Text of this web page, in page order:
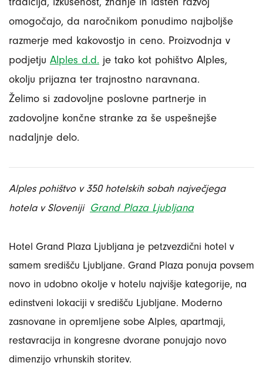
omogočajo, da naročnikom ponudimo najboljše
razmerje med kakovostjo in ceno. Proizvodnja v
podjetju Alples d.d. je tako kot pohištvo Alples,
okolju prijazna ter trajnostno naravnana.
Želimo si zadovoljne poslovne partnerje in
zadovoljne končne stranke za še uspešnejše
nadaljnje delo.
Alples pohištvo v 350 hotelskih sobah največjega
hotela v Sloveniji Grand Plaza Ljubljana
Hotel Grand Plaza Ljubljana je petzvezdični hotel v
samem središču Ljubljane. Grand Plaza ponuja povsem
novo in udobno okolje v hotelu najvišje kategorije, na
edinstveni lokaciji v središču Ljubljane. Moderno
zasnovane in opremljene sobe Alples, apartmaji,
restavracija in kongresne dvorane ponujajo novo
dimenzijo vrhunskih storitev.